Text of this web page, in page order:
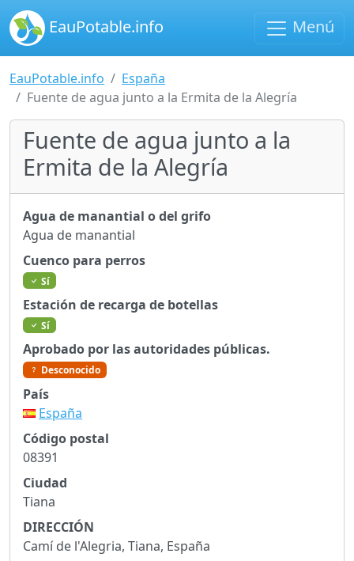
EauPotable.info Menú
EauPotable.info
España
Fuente de agua junto a la Ermita de la Alegría
Fuente de agua junto a la
Ermita de la Alegría
Agua de manantial o del grifo
Agua de manantial
Cuenco para perros
Sí
Estación de recarga de botellas
Sí
Aprobado por las autoridades públicas.
Desconocido
País
España
Código postal
08391
Ciudad
Tiana
DIRECCIÓN
Camí de l'Alegria, Tiana, España